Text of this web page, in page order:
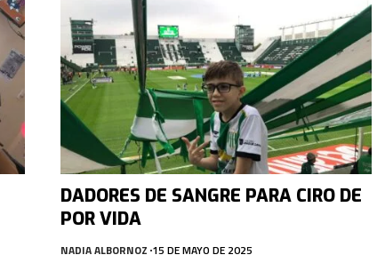
DADORES DE SANGRE PARA CIRO DE
POR VIDA
NADIA ALBORNOZ 15 DE MAYO DE 2025